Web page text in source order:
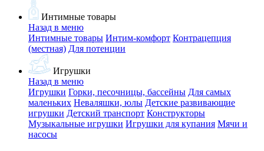
Интимные товары
Назад в меню
Интимные товары Интим-комфорт Контрацепция
(местная) Для потенции
Игрушки
Назад в меню
Игрушки Горки, песочницы, бассейны Для самых
маленьких Неваляшки, юлы Детские развивающие
игрушки Детский транспорт Конструкторы
Музыкальные игрушки Игрушки для купания Мячи и
насосы